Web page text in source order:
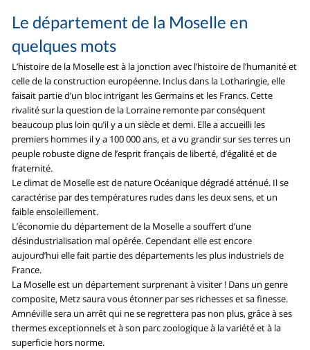
Le département de la Moselle en
quelques mots
L’histoire de la Moselle est à la jonction avec l’histoire de l’humanité et
celle de la construction européenne. Inclus dans la Lotharingie, elle
faisait partie d’un bloc intrigant les Germains et les Francs. Cette
rivalité sur la question de la Lorraine remonte par conséquent
beaucoup plus loin qu’il y a un siècle et demi. Elle a accueilli les
premiers hommes il y a 100 000 ans, et a vu grandir sur ses terres un
peuple robuste digne de l’esprit français de liberté, d’égalité et de
fraternité.
Le climat de Moselle est de nature Océanique dégradé atténué. Il se
caractérise par des températures rudes dans les deux sens, et un
faible ensoleillement.
L’économie du département de la Moselle a souffert d’une
désindustrialisation mal opérée. Cependant elle est encore
aujourd’hui elle fait partie des départements les plus industriels de
France.
La Moselle est un département surprenant à visiter ! Dans un genre
composite, Metz saura vous étonner par ses richesses et sa finesse.
Amnéville sera un arrêt qui ne se regrettera pas non plus, grâce à ses
thermes exceptionnels et à son parc zoologique à la variété et à la
superficie hors norme.